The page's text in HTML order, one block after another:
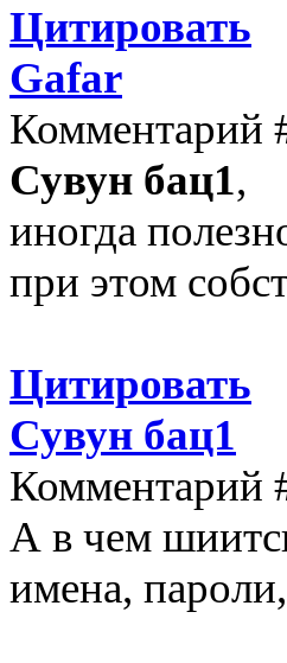
Цитировать
Gafar
Комментарий
Сувун бац1,
иногда
при этом
Цитировать
Сувун бац1
Комментарий
А в чем
имена,